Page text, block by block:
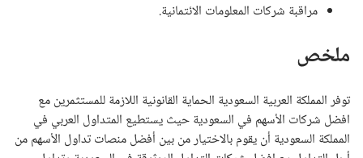
مراقبة شركات المعلومات الائتمانية.
ملخص
توفر المملكة العربية السعودية الحماية القانونية اللازمة للمستثمرين مع
افضل شركات الأسهم في السعودية حيث يستطيع المتداول العربي في
المملكة السعودية أن يقوم بالاختيار من بين أفضل منصات تداول الأسهم من